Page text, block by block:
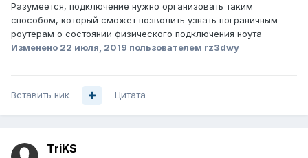
Разумеется, подключение нужно организовать таким
способом, который сможет позволить узнать пограничным
роутерам о состоянии физического подключения ноута
Изменено 22 июля, 2019 пользователем rz3dwy
Вставить ник Цитата
TriKS